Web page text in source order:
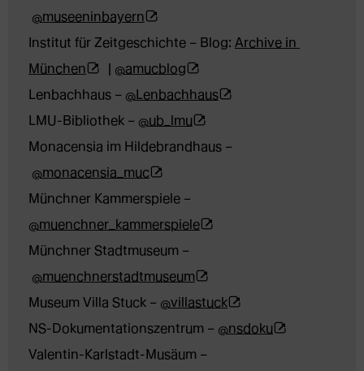
Tab)
Webseite
in
neuem
Tab)
@museeninbayern(Öffnet
externe
Webseite
in
neuem
Tab)
Institut für Zeitgeschichte – Blog: Archive in
München(Öffnet
externe
Webseite
in
neuem
Tab)
@amucblog(Öffnet
externe
Webseite
in
Tab)
Lenbachhaus – @Lenbachhaus(Öffnet
Webseite
LMU-Bibliothek – @ub_lmu(Öffnet
externe
neuem
Monacensia im Hildebrandhaus –
@monacensia_muc(Öffnet
externe
Webseite
in
neuem
Tab)
@muenchner_kammerspiele(Öffnet
Webseite
in
neuem
Tab)
Münchner Stadtmuseum –
@muenchnerstadtmuseum(Öffnet
externe
Webseite
in
Museum Villa Stuck – @villastuck(Öffnet
externe
NS-Dokumentationszentrum – @nsdoku(Öffnet